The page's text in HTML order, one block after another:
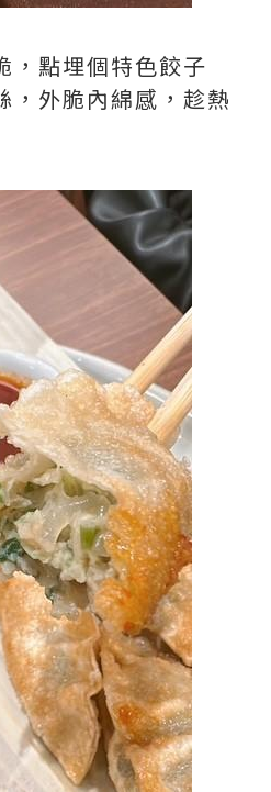
，點埋個特色餃子
，外脆內綿感，趁熱